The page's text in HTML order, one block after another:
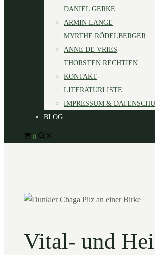
DANIEL GERKE
ARMIN LANGE
MYRTHE RÖDELBERGER
ANNE DE VRIES
THORSTEN RECHTIEN
KONTAKT
LITERATURLISTE
IMPRESSUM &
BLOG
0
Vital- und